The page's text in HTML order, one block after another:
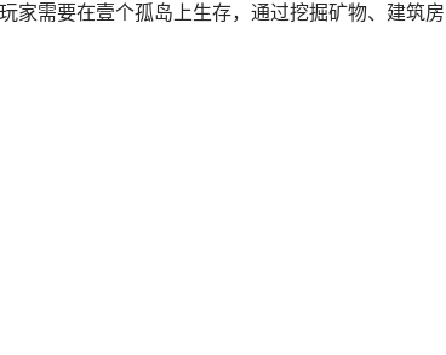
家需要在壹个孤岛上生存，通过挖掘矿物、建筑房